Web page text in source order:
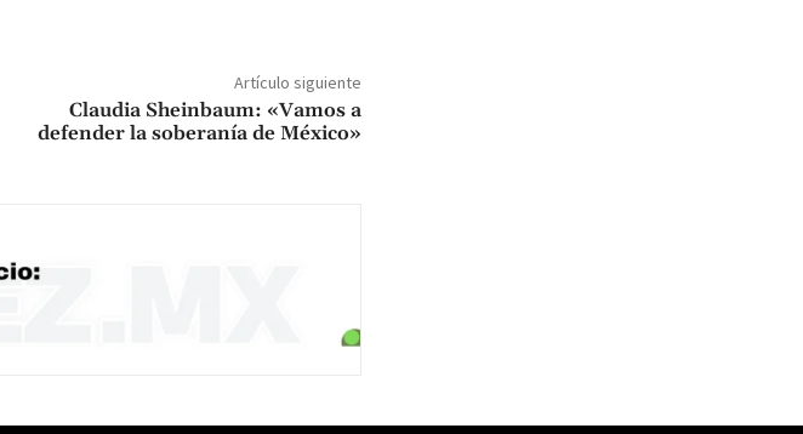
Artículo siguiente
Claudia Sheinbaum: «Vamos a
defender la soberanía de México»